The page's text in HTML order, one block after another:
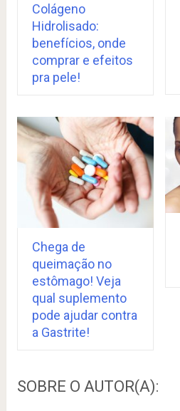
Colágeno
Hidrolisado:
benefícios, onde
comprar e efeitos
pra pele!
Chega de
queimação no
estômago! Veja
qual suplemento
pode ajudar contra
a Gastrite!
SOBRE O AUTOR(A):